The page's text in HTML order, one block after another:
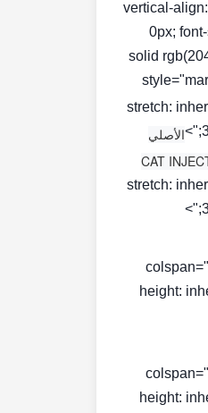
vertical-
0px;
solid
<
stretch:
الأصلي
stretch:
<
height:
<
height: